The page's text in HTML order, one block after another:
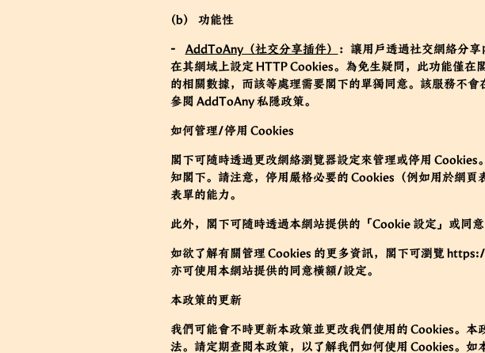
(b) 功能性
- AddToAny（社交分享插件） ：讓用戶透過社交網絡分
在其網域上設定 HTTP Cookies。為免生疑問，此功能僅
的相關數據，而該等處理需要閣下的單獨同意。該服務不
參閱AddToAny 私隱政策。
如何管理/停用 Cookies
閣下可隨時透過更改網絡瀏覽器設定來管理或停用
知閣下。請注意，停用嚴格必要的 Cookies（例如用於網
表單的能力。
此外，閣下可隨時透過本網站提供的「Cookie 設定」或同
如欲了解有關管理 Cookies 的更多資訊，閣下可瀏覽
亦可使用本網站提供的同意橫額/設定。
本政策的更新
我們可能會不時更新本政策並更改我們使用的 Cookies。
法。請定期查閱本政策，以了解我們如何使用 Cookies。